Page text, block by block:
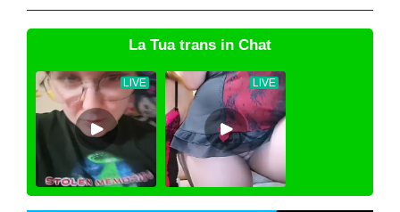
La Tua trans in Chat